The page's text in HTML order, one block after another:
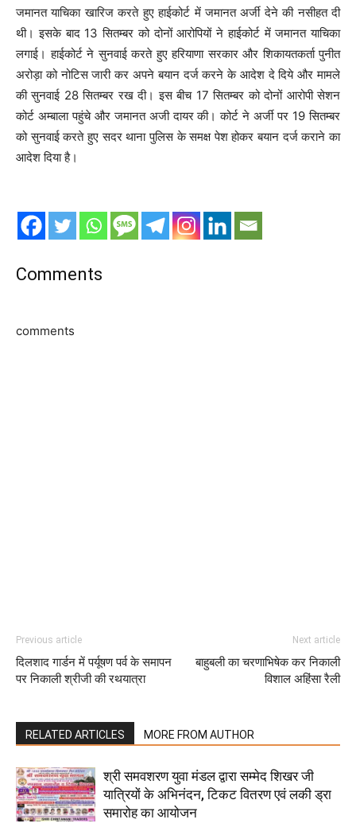
जमानत याचिका खारिज करते हुए हाईकोर्ट में जमानत अर्जी देने की नसीहत दी
थी। इसके बाद 13 सितम्बर को दोनों आरोपियों ने हाईकोर्ट में जमानत याचिका
लगाई। हाईकोर्ट ने सुनवाई करते हुए हरियाणा सरकार और शिकायतकर्ता पुनीत
अरोड़ा को नोटिस जारी कर अपने बयान दर्ज करने के आदेश दे दिये और मामले
की सुनवाई 28 सितम्बर रख दी। इस बीच 17 सितम्बर को दोनों आरोपी सेशन
कोर्ट अम्बाला पहुंचे और जमानत अजी दायर की। कोर्ट ने अर्जी पर 19 सितम्बर
को सुनवाई करते हुए सदर थाना पुलिस के समक्ष पेश होकर बयान दर्ज कराने का
आदेश दिया है।
Comments
comments
Previous article
दिलशाद गार्डन में पर्यूषण पर्व के समापन
पर निकाली श्रीजी की रथयात्रा
Next article
बाहुबली का चरणाभिषेक कर निकाली
विशाल अहिंसा रैली
RELATED ARTICLES MORE FROM AUTHOR
श्री समवशरण युवा मंडल द्वारा सम्मेद शिखर जी
यात्रियों के अभिनंदन, टिकट वितरण एवं लकी ड्रा
समारोह का आयोजन